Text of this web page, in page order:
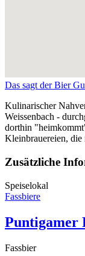
Das sagt der Bier
Kulinarischer
Weissenbach -
dorthin
Kleinbrauereien, die
Zusätzliche
Speiselokal
Fassbiere
Puntigamer
Fassbier